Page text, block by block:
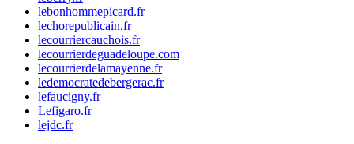
lebonhommepicard.fr
lechorepublicain.fr
lecourriercauchois.fr
lecourrierdeguadeloupe.com
lecourrierdelamayenne.fr
ledemocratedebergerac.fr
lefaucigny.fr
Lefigaro.fr
lejdc.fr